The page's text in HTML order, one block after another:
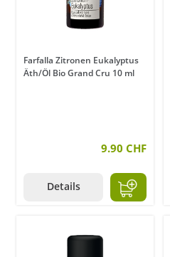
Farfalla Zitronen Eukalyptus
Äth/Öl Bio Grand Cru 10 ml
9.90 CHF
Details